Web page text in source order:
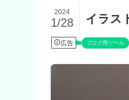
イラス
2024
1/28
広告 ブログ用ツール